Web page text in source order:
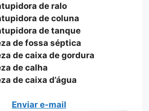
de ralo
de coluna
de tanque
de fossa séptica
de caixa de gordura
de calha
de caixa d’água
Enviar e-mail